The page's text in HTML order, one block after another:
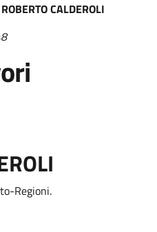
CALDEROLI
Regioni.